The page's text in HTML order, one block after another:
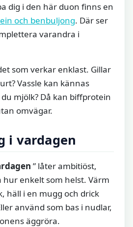
dig i den här duon finns en
och benbuljong. Där ser
varandra i
som verkar enklast. Gillar
Vassle kan kännas
mjölk? Då kan biffprotein
omvägar.
i vardagen
” låter ambitiöst,
hur enkelt som helst. Värm
häll i en mugg och drick
använd som bas i nudlar,
äggröra.